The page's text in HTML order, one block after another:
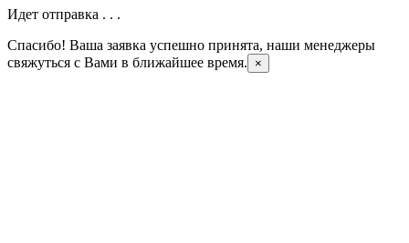
Идет отправка . . .
Спасибо! Ваша заявка успешно принята, наши менеджеры
свяжуться с Вами в ближайшее время.
×